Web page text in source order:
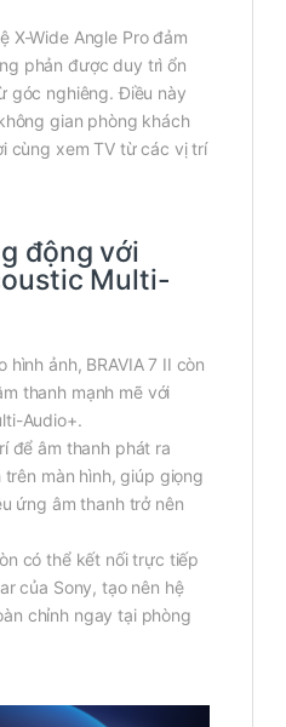
X-Wide Angle Pro đảm
phản được duy trì ổn
góc nghiêng. Điều này
gian phòng khách
cùng xem TV từ các vị trí
động với
Multi-
ảnh, BRAVIA 7 II còn
thanh mạnh mẽ với
Audio+.
để âm thanh phát ra
màn hình, giúp giọng
ứng âm thanh trở nên
có thể kết nối trực tiếp
của Sony, tạo nên hệ
chỉnh ngay tại phòng